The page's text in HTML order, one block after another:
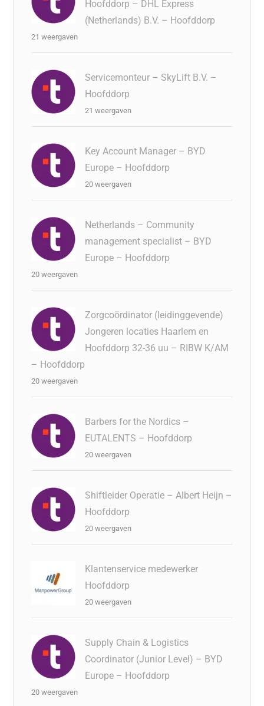
Hoofddorp – DHL Express
(Netherlands) B.V. – Hoofddorp
21 weergaven
Servicemonteur – SkyLift B.V. –
Hoofddorp
21 weergaven
Key Account Manager – BYD
Europe – Hoofddorp
20 weergaven
Netherlands – Community
management specialist – BYD
Europe – Hoofddorp
20 weergaven
Zorgcoördinator (leidinggevende)
Jongeren locaties Haarlem en
Hoofddorp 32-36 uu – RIBW K/AM
– Hoofddorp
20 weergaven
Barbers for the Nordics –
EUTALENTS – Hoofddorp
20 weergaven
Shiftleider Operatie – Albert Heijn –
Hoofddorp
20 weergaven
Klantenservice medewerker
Hoofddorp
20 weergaven
Supply Chain & Logistics
Coordinator (Junior Level) – BYD
Europe – Hoofddorp
20 weergaven